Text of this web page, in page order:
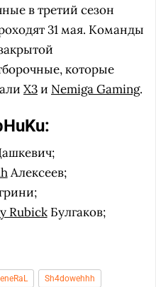
в третий сезон
31 мая. Команды
которые
X3и Nemiga Gaming.
Алексеев;
RubickБулгаков;
Sh4dowehhh